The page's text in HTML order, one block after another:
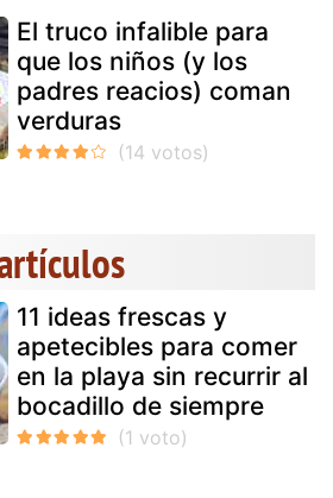
El truco infalible para
que los niños (y los
padres reacios) coman
verduras
11 ideas frescas y
apetecibles para comer
en la playa sin recurrir al
bocadillo de siempre